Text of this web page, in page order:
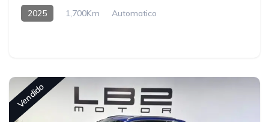
2025 1,700Km
Automatico
Vendido